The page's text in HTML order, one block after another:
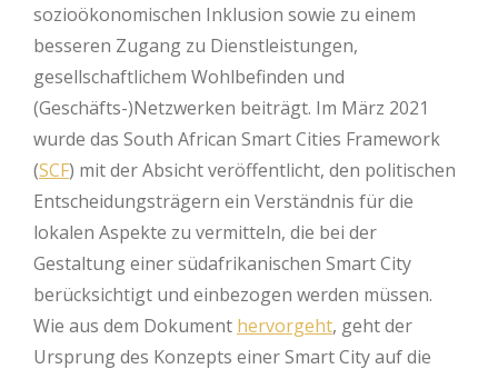
sozioökonomischen Inklusion sowie zu einem
besseren Zugang zu Dienstleistungen,
gesellschaftlichem Wohlbefinden und
(Geschäfts-)Netzwerken beiträgt. Im März 2021
wurde das South African Smart Cities Framework
(SCF) mit der Absicht veröffentlicht, den politischen
Entscheidungsträgern ein Verständnis für die
lokalen Aspekte zu vermitteln, die bei der
Gestaltung einer südafrikanischen Smart City
berücksichtigt und einbezogen werden müssen.
Wie aus dem Dokument hervorgeht, geht der
Ursprung des Konzepts einer Smart City auf die